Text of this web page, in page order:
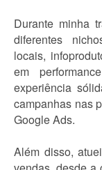
Durante minha
diferentes
locais,
em
experiência
campanhas nas
Google Ads.
Além disso,